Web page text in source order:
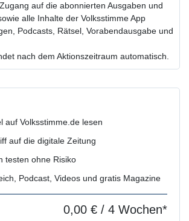
auf die abonnierten Ausgaben und
alle Inhalte der Volksstimme App
Podcasts, Rätsel, Vorabendausgabe und
nach dem Aktionszeitraum automatisch.
und
auf Volksstimme.de lesen
auf die digitale Zeitung
testen ohne Risiko
Podcast, Videos und gratis Magazine
0,00 € / 4 Wochen*